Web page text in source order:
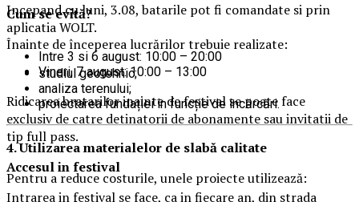
Cum se evită?
Înainte de începerea lucrărilor trebuie realizate:
studiul geotehnic;
analiza terenului;
proiectarea fundației în funcție de încărcări.
4. Utilizarea materialelor de slabă calitate
Pentru a reduce costurile, unele proiecte utilizează:
Incepand cu luni, 3.08, batarile pot fi comandate si prin
aplicatia WOLT.
Intre 3 si 6 august: 10:00 – 20:00
Vineri, 7 august: 10:00 – 13:00
Ridicarea bratarilor inainte de festival se poate face
exclusiv de catre detinatorii de abonamente sau invitatii de
tip full pass.
Accesul in festival
Intrarea in festival se face, ca in fiecare an, din strada